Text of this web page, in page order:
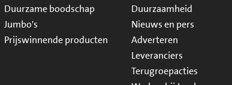
Duurzame boodschap
Jumbo's
Prijswinnende producten
Duurzaamheid
Nieuws en pers
Adverteren
Leveranciers
Terugroepacties